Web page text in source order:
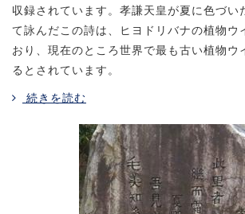
収録されています。孝謙天皇が夏に色づい
て詠んだこの詩は、ヒヨドリバナの植物ウ
おり、現在のところ世界で最も古い植物ウ
るとされています。
続きを読む